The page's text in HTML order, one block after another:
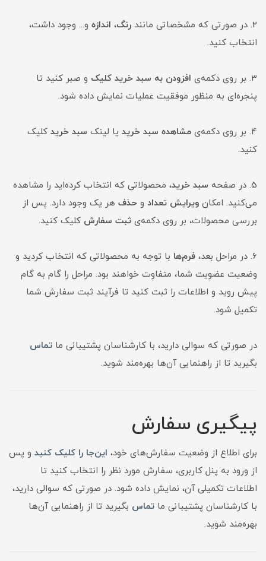
2. در صورتی که مشخصاتی مانند رنگ، اندازه و... وجود داشت،
انتخاب کنید.
3. بر روی دکمه‌ی افزودن به سبد خرید کلیک و صبر کنید تا
پنجره‌ای به منظور موفقیت عملیات نمایش داده شود.
4. بر روی دکمه‌ی مشاهده سبد خرید یا لینک سبد خرید کلیک
کنید.
5. در صفحه سبد خرید، محصولاتی که انتخاب کرده‌اید را مشاهده
می‌کنید. امکان ویرایش تعداد و حذف هر یک وجود دارد. پس از
بررسی محصولات، بر روی دکمه‌ی ثبت سفارش کلیک کنید.
6. در مراحل بعد، فرم‌ها با توجه به محصولاتی که انتخاب کردید و
وضعیت عضویت شما، متفاوت خواهند بود. مراحل را گام به گام
پیش روید و اطلاعات را ثبت کنید تا فرآیند ثبت سفارش شما
تکمیل شود.
در صورتی که سوالی دارید، با کارشناسان پشتیبانی ما تماس
بگیرید تا از راهنمایی آن‌ها بهره‌مند شوید.
پیگیری سفارش
برای اطلاع از وضعیت سفارش‌های خود، این‌جا را کلیک کنید و پس
از ورود به پنل کاربری، سفارش مورد نظر را انتخاب کنید تا
اطلاعات تکمیلی آن، نمایش داده شود. در صورتی که سوالی دارید،
با کارشناسان پشتیبانی ما تماس بگیرید تا از راهنمایی آن‌ها
بهره‌مند شوید.